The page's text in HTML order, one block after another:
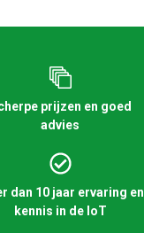
prijzen en goed
advies
dan 10 jaar ervaring en
kennis in de IoT